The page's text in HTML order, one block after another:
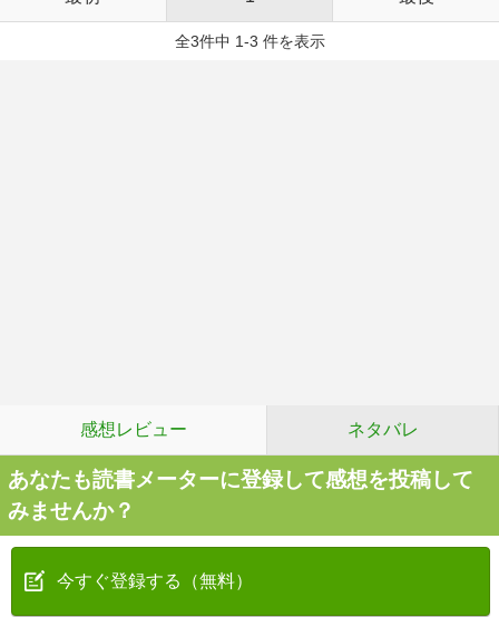
全3件中 1-3 件を表示
感想レビュー ネタバレ
あなたも読書メーターに登録して感想を投稿して
みませんか？
今すぐ登録する（無料）